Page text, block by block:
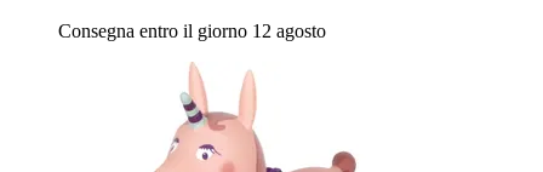
Consegna entro il giorno 12 agosto